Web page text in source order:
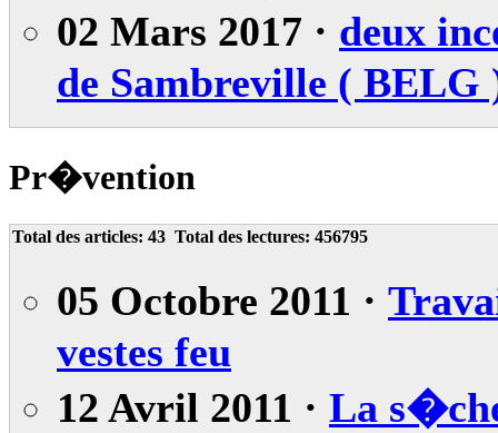
02 Mars 2017 · deux
de Sambreville ( BELG
Pr�vention
Total des articles: 43 Total des lectures: 456795
05 Octobre 2011 ·
vestes feu
12 Avril 2011 · La